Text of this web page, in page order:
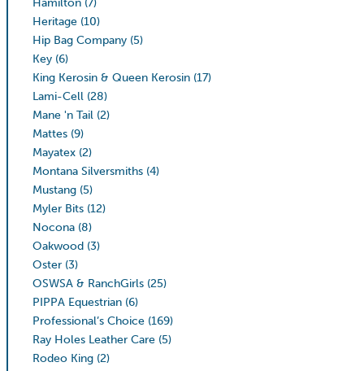
Heritage (10)
Hip Bag Company (5)
Key (6)
King Kerosin & Queen Kerosin (17)
Lami-Cell (28)
Mane 'n Tail (2)
Mattes (9)
Mayatex (2)
Montana Silversmiths (4)
Mustang (5)
Myler Bits (12)
Nocona (8)
Oakwood (3)
Oster (3)
OSWSA & RanchGirls (25)
PIPPA Equestrian (6)
Professional’s Choice (169)
Ray Holes Leather Care (5)
Rodeo King (2)